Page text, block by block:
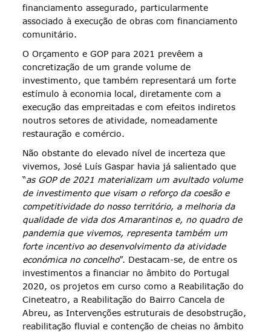
financiamento assegurado, particularmente
associado à execução de obras com financiamento
comunitário.
O Orçamento e GOP para 2021 prevêem a
concretização de um grande volume de
investimento, que também representará um forte
estímulo à economia local, diretamente com a
execução das empreitadas e com efeitos indiretos
noutros setores de atividade, nomeadamente
restauração e comércio.
Não obstante do elevado nível de incerteza que
vivemos, José Luís Gaspar havia já salientado que
“as GOP de 2021 materializam um avultado volume
de investimento que visam o reforço da coesão e
competitividade do nosso território, a melhoria da
qualidade de vida dos Amarantinos e, no quadro de
pandemia que vivemos, representa também um
forte incentivo ao desenvolvimento da atividade
económica no concelho”. Destacam-se, de entre os
investimentos a financiar no âmbito do Portugal
2020, os projetos em curso como a Reabilitação do
Cineteatro, a Reabilitação do Bairro Cancela de
Abreu, as Intervenções estruturais de desobstrução,
reabilitação fluvial e contenção de cheias no âmbito